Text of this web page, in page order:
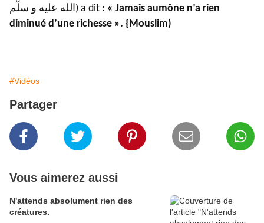
الله عليه و سلّم) a dit : « Jamais aumône n’a rien
diminué d’une richesse ». {Mouslim)
#Vidéos
Partager
Vous aimerez aussi
N'attends absolument rien des
créatures.